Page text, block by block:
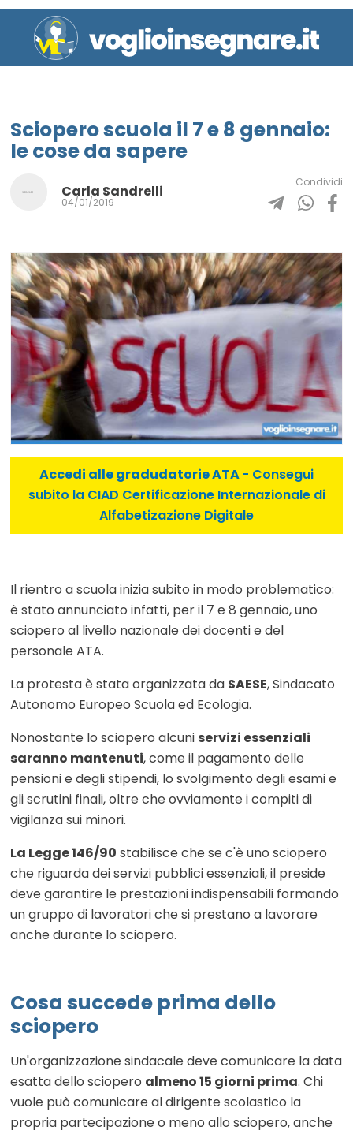
Sciopero scuola il 7 e 8 gennaio:
le cose da sapere
Carla Sandrelli
04/01/2019
Condividi
Accedi alle gradudatorie ATA- Consegui
subito la CIAD Certificazione Internazionale di
Alfabetizazione Digitale
Il rientro a scuola inizia subito in modo problematico:
è stato annunciato infatti, per il 7 e 8 gennaio, uno
sciopero al livello nazionale dei docenti e del
personale ATA.
La protesta è stata organizzata da SAESE, Sindacato
Autonomo Europeo Scuola ed Ecologia.
Nonostante lo sciopero alcuni servizi essenziali
saranno mantenuti, come il pagamento delle
pensioni e degli stipendi, lo svolgimento degli esami e
gli scrutini finali, oltre che ovviamente i compiti di
vigilanza sui minori.
La Legge 146/90 stabilisce che se c'è uno sciopero
che riguarda dei servizi pubblici essenziali, il preside
deve garantire le prestazioni indispensabili formando
un gruppo di lavoratori che si prestano a lavorare
anche durante lo sciopero.
Cosa succede prima dello
sciopero
Un'organizzazione sindacale deve comunicare la data
esatta dello sciopero almeno 15 giorni prima. Chi
vuole può comunicare al dirigente scolastico la
propria partecipazione o meno allo sciopero, anche